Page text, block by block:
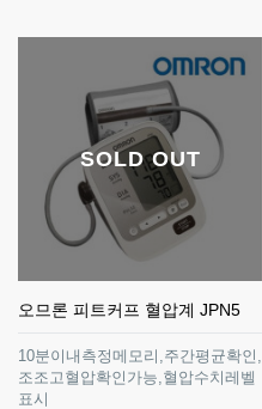
SOLD OUT
오므론 피트커프 혈압계 JPN5
10분이내측정메모리,주간평균확인,
조조고혈압확인가능,혈압수치레벨
표시